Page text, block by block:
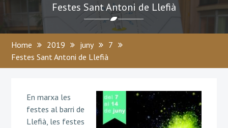
Festes Sant Antoni de Llefià
Home 2019 juny
7
Festes Sant Antoni de Llefià
En marxa les
festes al barri de
Llefià, les festes